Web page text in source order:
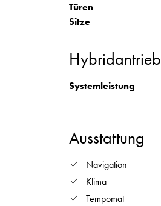
Türen
Sitze
Hybridantrieb
Systemleistung
Ausstattung
Navigation
Klima
Tempomat